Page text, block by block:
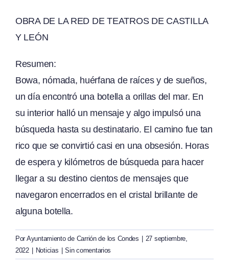
OBRA DE LA RED DE TEATROS DE CASTILLA
Y LEÓN
Resumen:
Bowa, nómada, huérfana de raíces y de sueños,
un día encontró una botella a orillas del mar. En
su interior halló un mensaje y algo impulsó una
búsqueda hasta su destinatario. El camino fue tan
rico que se convirtió casi en una obsesión. Horas
de espera y kilómetros de búsqueda para hacer
llegar a su destino cientos de mensajes que
navegaron encerrados en el cristal brillante de
alguna botella.
Por Ayuntamiento de Carrión de los Condes | 27 septiembre,
2022 | Noticias | Sin comentarios